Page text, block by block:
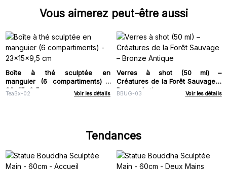
Vous aimerez peut-être aussi
Boîte à thé sculptée en
manguier (6 compartiments) -
23x15x9,5 cm
TeaBx-02 Voir les détails
Verres à shot (50 ml) –
Créatures de la Forêt Sauvage –
Bronze Antique
BBUG-03 Voir les détails
Tendances